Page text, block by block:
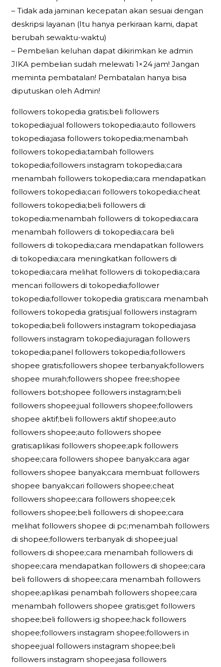
– Tidak ada jaminan kecepatan akan sesuai dengan
deskripsi layanan (Itu hanya perkiraan kami, dapat
berubah sewaktu-waktu)
– Pembelian keluhan dapat dikirimkan ke admin
JIKA pembelian sudah melewati 1×24 jam! Jangan
meminta pembatalan! Pembatalan hanya bisa
diputuskan oleh Admin!
followers tokopedia gratis;beli followers
tokopedia;jual followers tokopedia;auto followers
tokopedia;jasa followers tokopedia;menambah
followers tokopedia;tambah followers
tokopedia;followers instagram tokopedia;cara
menambah followers tokopedia;cara mendapatkan
followers tokopedia;cari followers tokopedia;cheat
followers tokopedia;beli followers di
tokopedia;menambah followers di tokopedia;cara
menambah followers di tokopedia;cara beli
followers di tokopedia;cara mendapatkan followers
di tokopedia;cara meningkatkan followers di
tokopedia;cara melihat followers di tokopedia;cara
mencari followers di tokopedia;follower
tokopedia;follower tokopedia gratis;cara menambah
followers tokopedia gratis;jual followers instagram
tokopedia;beli followers instagram tokopedia;jasa
followers instagram tokopedia;juragan followers
tokopedia;panel followers tokopedia;followers
shopee gratis;followers shopee terbanyak;followers
shopee murah;followers shopee free;shopee
followers bot;shopee followers instagram;beli
followers shopee;jual followers shopee;followers
shopee aktif;beli followers aktif shopee;auto
followers shopee;auto followers shopee
gratis;aplikasi followers shopee;apk followers
shopee;cara followers shopee banyak;cara agar
followers shopee banyak;cara membuat followers
shopee banyak;cari followers shopee;cheat
followers shopee;cara followers shopee;cek
followers shopee;beli followers di shopee;cara
melihat followers shopee di pc;menambah followers
di shopee;followers terbanyak di shopee;jual
followers di shopee;cara menambah followers di
shopee;cara mendapatkan followers di shopee;cara
beli followers di shopee;cara menambah followers
shopee;aplikasi penambah followers shopee;cara
menambah followers shopee gratis;get followers
shopee;beli followers ig shopee;hack followers
shopee;followers instagram shopee;followers in
shopee;jual followers instagram shopee;beli
followers instagram shopee;jasa followers